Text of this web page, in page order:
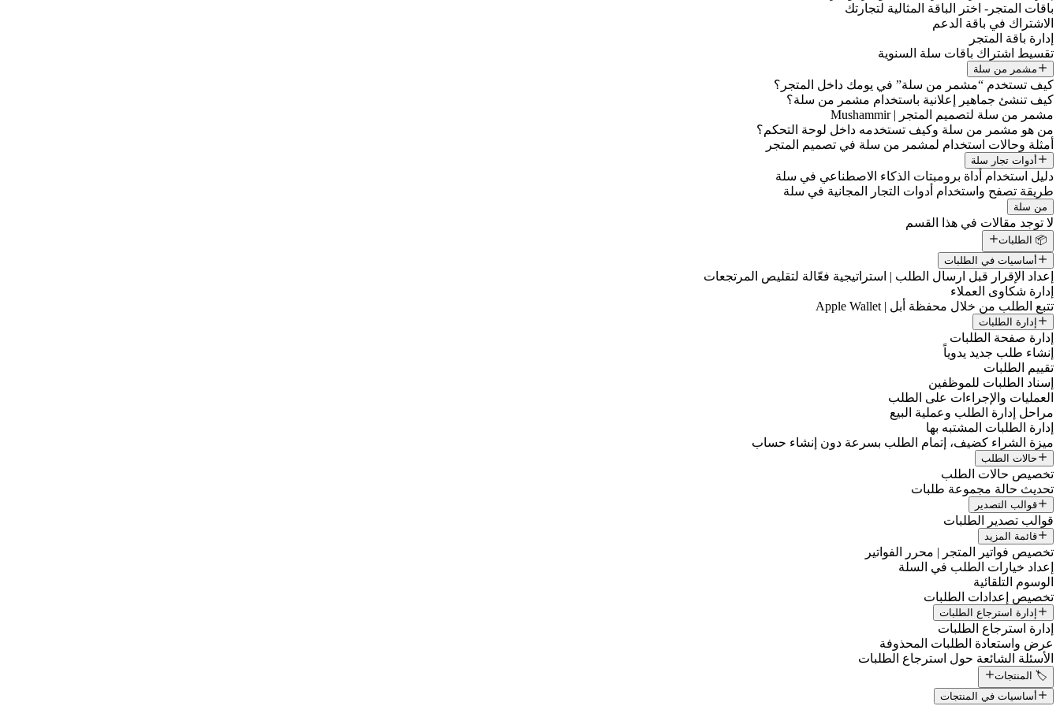
باقات المتجر- اختر الباقة المثالية لتجارتك
الاشتراك في باقة الدعم
إدارة باقة المتجر
تقسيط اشتراك باقات سلة السنوية
مشمر من سلة
كيف تستخدم “مشمر من سلة” في يومك داخل المتجر؟
كيف تنشئ جماهير إعلانية باستخدام مشمر من سلة؟
مشمر من سلة لتصميم المتجر | Mushammir
من هو مشمر من سلة وكيف تستخدمه داخل لوحة التحكم؟
أمثلة وحالات استخدام لمشمر من سلة في تصميم المتجر
أدوات تجار سلة
دليل استخدام أداة برومبتات الذكاء الاصطناعي في سلة
طريقة تصفح واستخدام أدوات التجار المجانية في سلة
من سلة
لا توجد مقالات في هذا القسم
📦 الطلبات
أساسيات في الطلبات
إعداد الإقرار قبل ارسال الطلب | استراتيجية فعّالة لتقليص المرتجعات
إدارة شكاوى العملاء
تتبع الطلب من خلال محفظة أبل | Apple Wallet
إدارة الطلبات
إدارة صفحة الطلبات
إنشاء طلب جديد يدوياً
تقييم الطلبات
إسناد الطلبات للموظفين
العمليات والإجراءات على الطلب
مراحل إدارة الطلب وعملية البيع
إدارة الطلبات المشتبه بها
ميزة الشراء كضيف، إتمام الطلب بسرعة دون إنشاء حساب
حالات الطلب
تخصيص حالات الطلب
تحديث حالة مجموعة طلبات
قوالب التصدير
قوالب تصدير الطلبات
قائمة المزيد
تخصيص فواتير المتجر | محرر الفواتير
إعداد خيارات الطلب في السلة
الوسوم التلقائية
تخصيص إعدادات الطلبات
إدارة استرجاع الطلبات
إدارة استرجاع الطلبات
عرض واستعادة الطلبات المحذوفة
الأسئلة الشائعة حول استرجاع الطلبات
🏷️ المنتجات
أساسيات في المنتجات